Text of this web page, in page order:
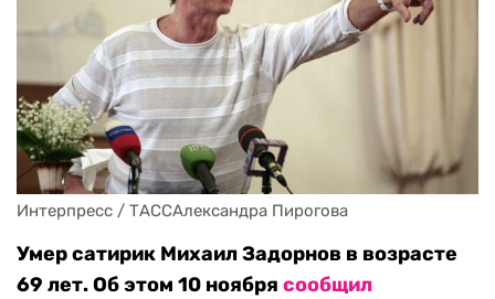
Интерпресс / ТАССАлександра Пирогова
Умер сатирик Михаил Задорнов в возрасте
69 лет. Об этом 10 ноября сообщил